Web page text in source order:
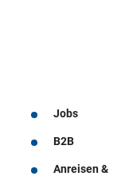
Jobs
B2B
Anreisen &